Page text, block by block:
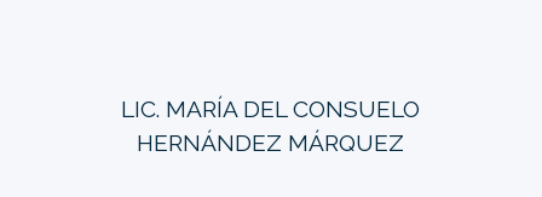
LIC. MARÍA DEL CONSUELO
HERNÁNDEZ MÁRQUEZ